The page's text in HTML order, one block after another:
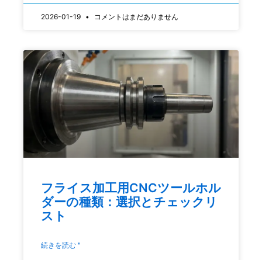
2026-01-19 コメントはまだありません
フライス加工用CNCツールホル
ダーの種類：選択とチェックリ
スト
続きを読む "